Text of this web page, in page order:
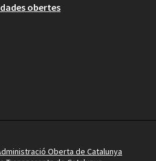
obertes
Oberta de Catalunya